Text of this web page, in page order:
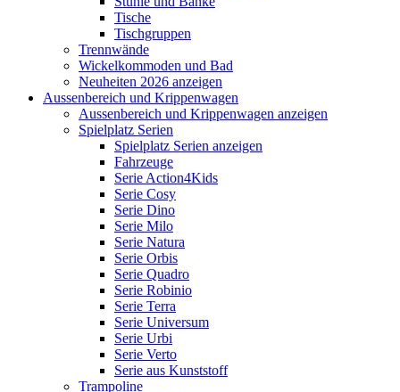
Tische
Tischgruppen
Trennwände
Wickelkommoden und Bad
Neuheiten 2026 anzeigen
Aussenbereich und Krippenwagen
Aussenbereich und Krippenwagen anzeigen
Spielplatz Serien
Spielplatz Serien anzeigen
Fahrzeuge
Serie Action4Kids
Serie Cosy
Serie Dino
Serie Milo
Serie Natura
Serie Orbis
Serie Quadro
Serie Robinio
Serie Terra
Serie Universum
Serie Urbi
Serie Verto
Serie aus Kunststoff
Trampoline